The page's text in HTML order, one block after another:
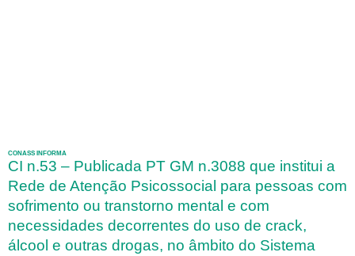
CONASS INFORMA
CI n.53 – Publicada PT GM n.3088 que institui a
Rede de Atenção Psicossocial para pessoas com
sofrimento ou transtorno mental e com
necessidades decorrentes do uso de crack,
álcool e outras drogas, no âmbito do Sistema